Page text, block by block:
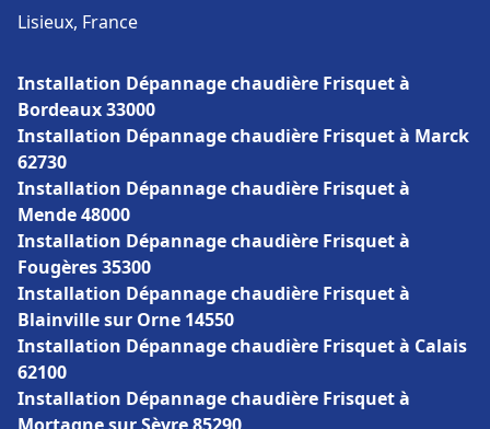
Lisieux, France
Installation Dépannage chaudière Frisquet à
Bordeaux 33000
Installation Dépannage chaudière Frisquet à Marck
62730
Installation Dépannage chaudière Frisquet à
Mende 48000
Installation Dépannage chaudière Frisquet à
Fougères 35300
Installation Dépannage chaudière Frisquet à
Blainville sur Orne 14550
Installation Dépannage chaudière Frisquet à Calais
62100
Installation Dépannage chaudière Frisquet à